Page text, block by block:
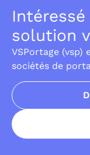
solution
VSPortage (vsp)
sociétés de